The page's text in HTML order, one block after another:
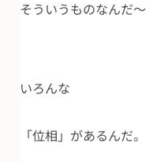
そういうものなんだ～
いろんな
「位相」があるんだ。